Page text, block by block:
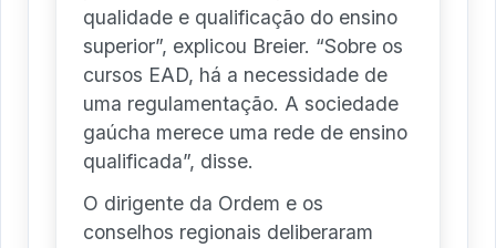
qualidade e qualificação do ensino
superior”, explicou Breier. “Sobre os
cursos EAD, há a necessidade de
uma regulamentação. A sociedade
gaúcha merece uma rede de ensino
qualificada”, disse.
O dirigente da Ordem e os
conselhos regionais deliberaram